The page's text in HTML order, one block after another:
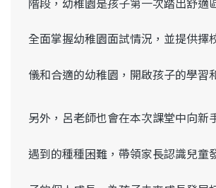
全面掌握幼稚園面試情況，並提供擇
儀和合適的幼稚園 ，開啟孩子的學習
另外， 呂老師也會在本次課堂中向新
遇到的種種困難，帶領家長認識兒童